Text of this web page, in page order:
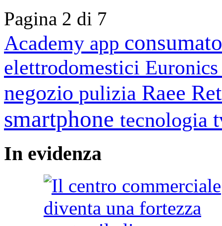
Pagina 2 di 7
Academy app
elettrodomestici
negozio pulizia Raee
smartphone tecnologia
In evidenza